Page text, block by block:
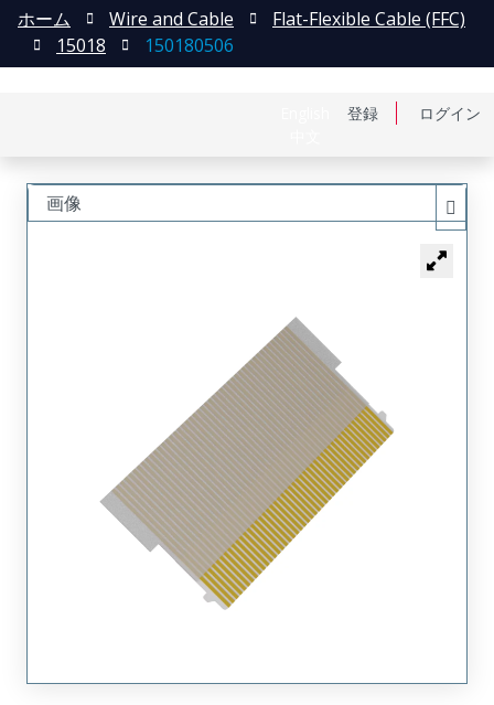
登録 ログイン
ホーム Wire and Cable
Flat-Flexible Cable (FFC)
15018
150180506
画像